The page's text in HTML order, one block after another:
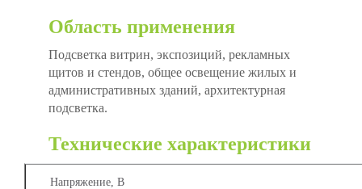
Область применения
Подсветка витрин, экспозиций, рекламных
щитов и стендов, общее освещение жилых и
административных зданий, архитектурная
подсветка.
Технические характеристики
Напряжение, В